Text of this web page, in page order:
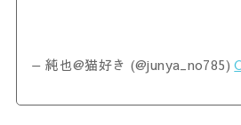
— 純也@猫好き (@junya_no785)